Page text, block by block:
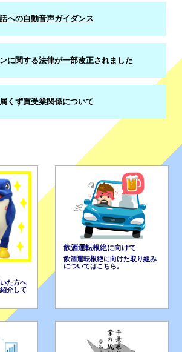
への自動音声ガイダンス
に関する法律が一部改正されました
くず買受業関係について
た方へ
介して
飲酒運転根絶に向けて
飲酒運転根絶に向けた取り組み
についてはこちら。